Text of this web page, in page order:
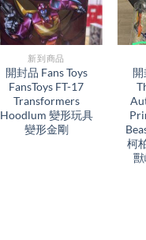
新到商品​
開封品 Fans Toys
FansToys FT-17
Transformers
Hoodlum 變形玩具
變形金剛
柯